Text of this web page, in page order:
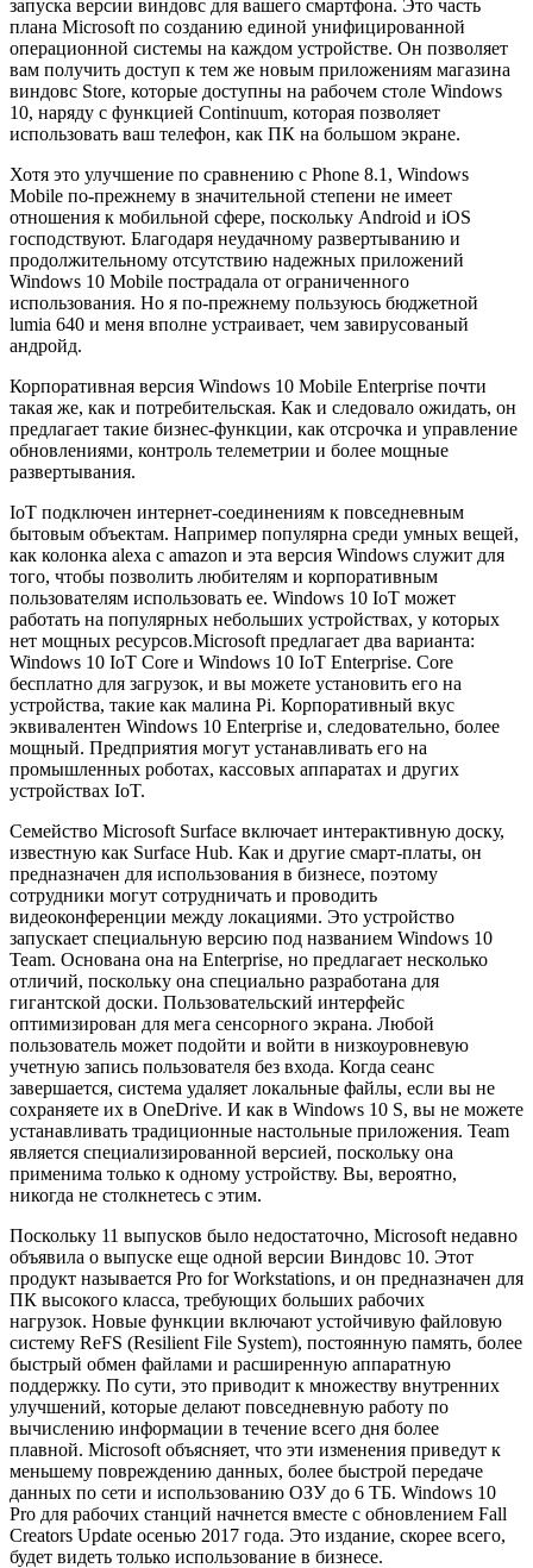
запуска версии виндовс для вашего смартфона. Это часть
плана Microsoft по созданию единой унифицированной
операционной системы на каждом устройстве. Он позволяет
вам получить доступ к тем же новым приложениям магазина
виндовс Store, которые доступны на рабочем столе Windows
10, наряду с функцией Continuum, которая позволяет
использовать ваш телефон, как ПК на большом экране.
Хотя это улучшение по сравнению с Phone 8.1, Windows
Mobile по-прежнему в значительной степени не имеет
отношения к мобильной сфере, поскольку Android и iOS
господствуют. Благодаря неудачному развертыванию и
продолжительному отсутствию надежных приложений
Windows 10 Mobile пострадала от ограниченного
использования. Но я по-прежнему пользуюсь бюджетной
lumia 640 и меня вполне устраивает, чем завирусованый
андройд.
Корпоративная версия Windows 10 Mobile Enterprise почти
такая же, как и потребительская. Как и следовало ожидать, он
предлагает такие бизнес-функции, как отсрочка и управление
обновлениями, контроль телеметрии и более мощные
развертывания.
IoT подключен интернет-соединениям к повседневным
бытовым объектам. Например популярна среди умных вещей,
как колонка alexa с amazon и эта версия Windows служит для
того, чтобы позволить любителям и корпоративным
пользователям использовать ее. Windows 10 IoT может
работать на популярных небольших устройствах, у которых
нет мощных ресурсов.Microsoft предлагает два варианта:
Windows 10 IoT Core и Windows 10 IoT Enterprise. Core
бесплатно для загрузок, и вы можете установить его на
устройства, такие как малина Pi. Корпоративный вкус
эквивалентен Windows 10 Enterprise и, следовательно, более
мощный. Предприятия могут устанавливать его на
промышленных роботах, кассовых аппаратах и ​​других
устройствах IoT.
Семейство Microsoft Surface включает интерактивную доску,
известную как Surface Hub. Как и другие смарт-платы, он
предназначен для использования в бизнесе, поэтому
сотрудники могут сотрудничать и проводить
видеоконференции между локациями. Это устройство
запускает специальную версию под названием Windows 10
Team. Основана она на Enterprise, но предлагает несколько
отличий, поскольку она специально разработана для
гигантской доски. Пользовательский интерфейс
оптимизирован для мега сенсорного экрана. Любой
пользователь может подойти и войти в низкоуровневую
учетную запись пользователя без входа. Когда сеанс
завершается, система удаляет локальные файлы, если вы не
сохраняете их в OneDrive. И как в Windows 10 S, вы не можете
устанавливать традиционные настольные приложения. Team
является специализированной версией, поскольку она
применима только к одному устройству. Вы, вероятно,
никогда не столкнетесь с этим.
Поскольку 11 выпусков было недостаточно, Microsoft недавно
объявила о выпуске еще одной версии Виндовс 10. Этот
продукт называется Pro for Workstations, и он предназначен для
ПК высокого класса, требующих больших рабочих
нагрузок. Новые функции включают устойчивую файловую
систему ReFS (Resilient File System), постоянную память, более
быстрый обмен файлами и расширенную аппаратную
поддержку. По сути, это приводит к множеству внутренних
улучшений, которые делают повседневную работу по
вычислению информации в течение всего дня более
плавной. Microsoft объясняет, что эти изменения приведут к
меньшему повреждению данных, более быстрой передаче
данных по сети и использованию ОЗУ до 6 ТБ. Windows 10
Pro для рабочих станций начнется вместе с обновлением Fall
Creators Update осенью 2017 года. Это издание, скорее всего,
будет видеть только использование в бизнесе.